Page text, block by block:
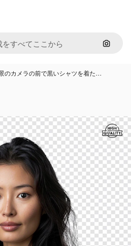
画像で
のカメラの前で黒いシャツを着た…